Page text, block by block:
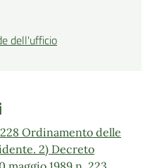
dell'ufficio
Ordinamento delle
2) Decreto